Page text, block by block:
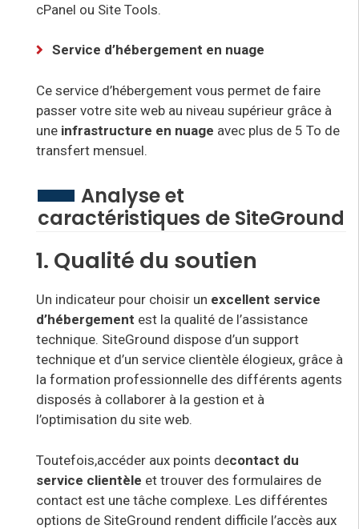
cPanel ou Site Tools.
Service d’hébergement en nuage
Ce service d’hébergement vous permet de faire
passer votre site web au niveau supérieur grâce à
une infrastructure en nuage avec plus de 5 To de
transfert mensuel.
Analyse et
caractéristiques de SiteGround
1. Qualité du soutien
Un indicateur pour choisir un excellent service
d’hébergement est la qualité de l’assistance
technique. SiteGround dispose d’un support
technique et d’un service clientèle élogieux, grâce à
la formation professionnelle des différents agents
disposés à collaborer à la gestion et à
l’optimisation du site web.
Toutefois,accéder aux points decontact du
service clientèle et trouver des formulaires de
contact est une tâche complexe. Les différentes
options de SiteGround rendent difficile l’accès aux